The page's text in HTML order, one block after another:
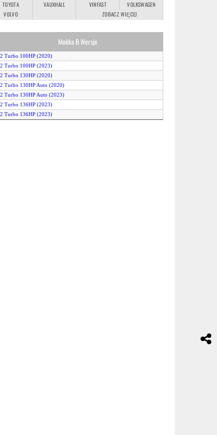
TOYOTA VAUXHALL VINFAST
VOLKSWAGEN
VOLVO
ZOBACZ WIĘCEJ
Mokka B Wersje
Turbo 100HP (2020)
Turbo 100HP (2023)
Turbo 130HP (2020)
Turbo 130HP Auto (2020)
Turbo 130HP Auto (2023)
Turbo 136HP (2023)
Turbo 136HP (2023)